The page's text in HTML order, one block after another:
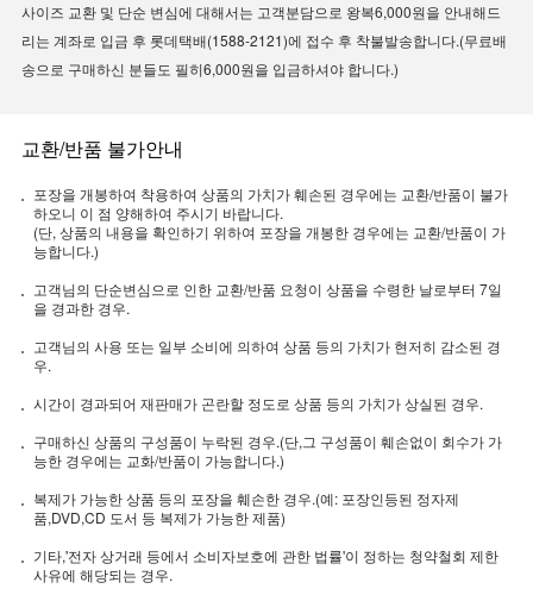
사이즈 교환 및 단순 변심에 대해서는 고객분담으로 왕복6,000원을 안내해드
리는 계좌로 입금 후 롯데택배(1588-2121)에 접수 후 착불발송합니다.(무료배
송으로 구매하신 분들도 필히6,000원을 입금하셔야 합니다.)
교환/반품 불가안내
포장을 개봉하여 착용하여 상품의 가치가 훼손된 경우에는 교환/반품이 불가
하오니 이 점 양해하여 주시기 바랍니다.
(단, 상품의 내용을 확인하기 위하여 포장을 개봉한 경우에는 교환/반품이 가
능합니다.)
고객님의 단순변심으로 인한 교환/반품 요청이 상품을 수령한 날로부터 7일
을 경과한 경우.
고객님의 사용 또는 일부 소비에 의하여 상품 등의 가치가 현저히 감소된 경
우.
시간이 경과되어 재판매가 곤란할 정도로 상품 등의 가치가 상실된 경우.
구매하신 상품의 구성품이 누락된 경우.(단,그 구성품이 훼손없이 회수가 가
능한 경우에는 교화/반품이 가능합니다.)
복제가 가능한 상품 등의 포장을 훼손한 경우.(예: 포장인등된 정자제
품,DVD,CD 도서 등 복제가 가능한 제품)
기타,'전자 상거래 등에서 소비자보호에 관한 법률'이 정하는 청약철회 제한
사유에 해당되는 경우.